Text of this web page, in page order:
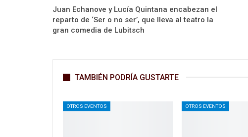
Juan Echanove y Lucía Quintana encabezan el
reparto de ‘Ser o no ser’, que lleva al teatro la
gran comedia de Lubitsch
TAMBIÉN PODRÍA GUSTARTE
OTROS EVENTOS OTROS EVENTOS